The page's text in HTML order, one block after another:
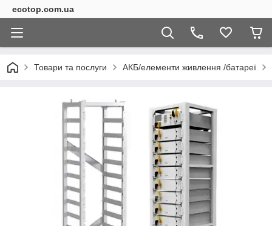
ecotop.com.ua
Товари та послуги АКБ/елементи живлення /батареї